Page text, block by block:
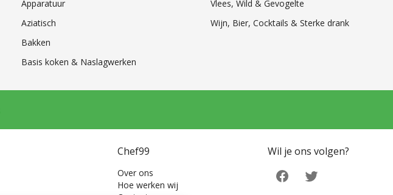
Apparatuur
Aziatisch
Bakken
Basis koken & Naslagwerken
Vlees, Wild & Gevogelte
Wijn, Bier, Cocktails & Sterke drank
Chef99
Over ons
Hoe werken wij
Wil je ons volgen?